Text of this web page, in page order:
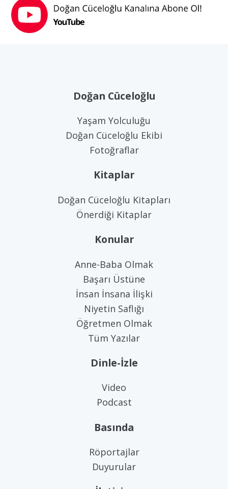
Doğan Cüceloğlu
Yaşam Yolculuğu
Doğan Cüceloğlu Ekibi
Fotoğraflar
Kitaplar
Doğan Cüceloğlu Kitapları
Önerdiği Kitaplar
Konular
Anne-Baba Olmak
Başarı Üstüne
İnsan İnsana İlişki
Niyetin Saflığı
Öğretmen Olmak
Tüm Yazılar
Dinle-İzle
Video
Podcast
Basında
Röportajlar
Duyurular